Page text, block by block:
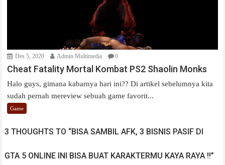
Des 5, 2020 Admin Multimedia 0
Cheat Fatality Mortal Kombat PS2 Shaolin Monks
Halo guys, gimana kabarnya hari ini?? Di artikel sebelumnya kita
sudah pernah mereview sebuah game favorit...
Game
3 THOUGHTS TO “BISA SAMBIL AFK, 3 BISNIS PASIF DI
GTA 5 ONLINE INI BISA BUAT KARAKTERMU KAYA RAYA !!”